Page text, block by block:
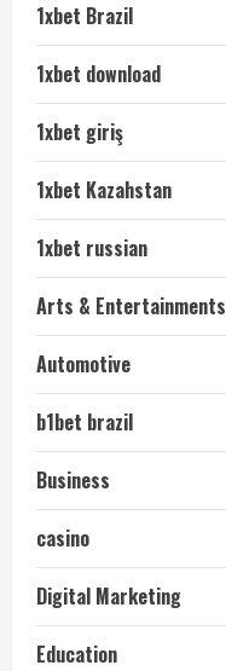
1xbet Brazil
1xbet download
1xbet giriş
1xbet Kazahstan
1xbet russian
Arts & Entertainments
Automotive
b1bet brazil
Business
casino
Digital Marketing
Education